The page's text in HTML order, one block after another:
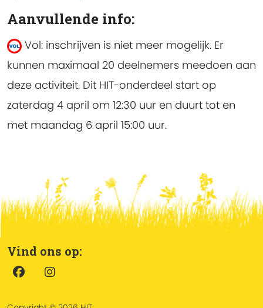
Aanvullende info:
Vol: inschrijven is niet meer mogelijk. Er
kunnen maximaal 20 deelnemers meedoen aan
deze activiteit. Dit HIT-onderdeel start op
zaterdag 4 april om 12:30 uur en duurt tot en
met maandag 6 april 15:00 uur.
Vind ons op: